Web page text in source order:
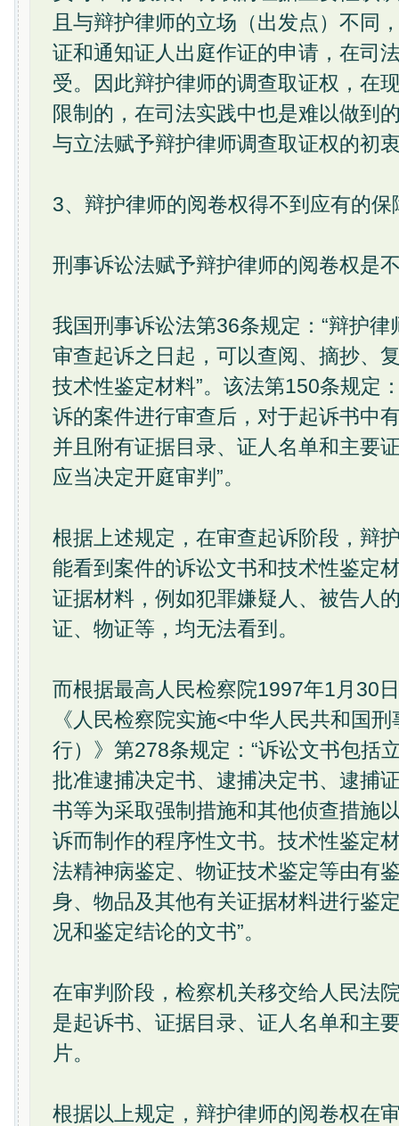
且与辩护律师的立场（出发点）不同
证和通知证人出庭作证的申请，在司
受。因此辩护律师的调查取证权，在
限制的，在司法实践中也是难以做到
与立法赋予辩护律师调查取证权的初
3、辩护律师的阅卷权得不到应有的保
刑事诉讼法赋予辩护律师的阅卷权是
我国刑事诉讼法第36条规定：“辩护
审查起诉之日起，可以查阅、摘抄、
技术性鉴定材料”。该法第150条规定
诉的案件进行审查后，对于起诉书中
并且附有证据目录、证人名单和主要
应当决定开庭审判”。
根据上述规定，在审查起诉阶段，辩
能看到案件的诉讼文书和技术性鉴定
证据材料，例如犯罪嫌疑人、被告人
证、物证等，均无法看到。
而根据最高人民检察院1997年1月30
《人民检察院实施<中华人民共和国
行）》第278条规定：“诉讼文书包括
批准逮捕决定书、逮捕决定书、逮捕
书等为采取强制措施和其他侦查措施
诉而制作的程序性文书。技术性鉴定
法精神病鉴定、物证技术鉴定等由有
身、物品及其他有关证据材料进行鉴
况和鉴定结论的文书”。
在审判阶段，检察机关移交给人民法
是起诉书、证据目录、证人名单和主
片。
根据以上规定，辩护律师的阅卷权在